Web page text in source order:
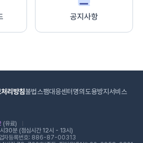
공지사항
리방침불법스팸대응센터 명의도용방지서비스
(유료)
30분 (점심시간 12시 - 13시)
자등록번호: 886-87-00313